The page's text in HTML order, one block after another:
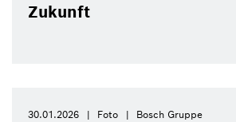
Zukunft
30.01.2026 Foto Bosch Gruppe